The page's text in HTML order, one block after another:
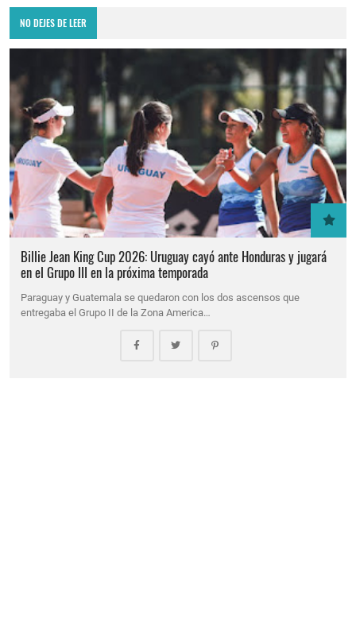
NO DEJES DE LEER
Billie Jean King Cup 2026: Uruguay cayó ante Honduras y jugará
en el Grupo III en la próxima temporada
Paraguay y Guatemala se quedaron con los dos ascensos que
entregaba el Grupo II de la Zona America…